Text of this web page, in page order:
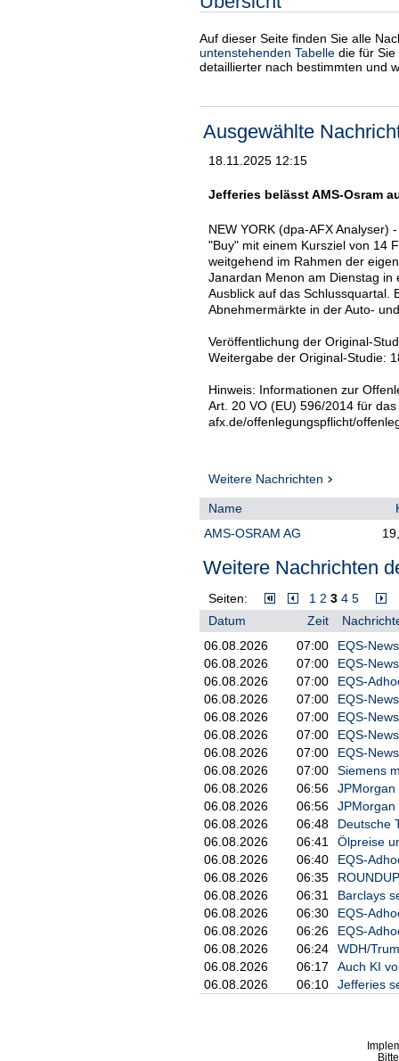
Auf dieser Seite finden Sie alle
untenstehenden Tabelle die für
detaillierter nach bestimmten und
Ausgewählte
18.11.2025 12:15
Jefferies belässt AMS-Osram
NEW YORK (dpa-AFX Analyser)
"Buy" mit einem Kursziel von 14
weitgehend im Rahmen der
Janardan Menon am Dienstag
Ausblick auf das Schlussquartal.
Abnehmermärkte in der Auto-
Veröffentlichung der Original-
Weitergabe der Original-Studie:
Hinweis: Informationen zur
Art. 20 VO (EU) 596/2014 für
afx.de/offenlegungspflicht/
Weitere Nachrichten
Name
AMS-OSRAM AG
Weitere Nachrichten
Seiten: 1 2 3 4 5
Datum
Zeit
06.08.2026
07:00
EQS-
06.08.2026
07:00
EQS-
06.08.2026
07:00
EQS-
06.08.2026
07:00
EQS-
06.08.2026
07:00
EQS-
06.08.2026
07:00
EQS-
06.08.2026
07:00
EQS-
06.08.2026
07:00
Siemens
06.08.2026
06:56
JPMorgan
06.08.2026
06:56
06.08.2026
06:48
Deutsche
06.08.2026
06:41
Ölpreise
06.08.2026
06:40
EQS-
06.08.2026
06:35
06.08.2026
06:31
Barclays
06.08.2026
06:30
EQS-
06.08.2026
06:26
EQS-
06.08.2026
06:24
WDH/
06.08.2026
06:17
Auch KI
06.08.2026
06:10 Jefferies